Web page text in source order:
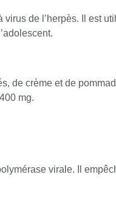
de l’herpès. Il est
de crème et de
mg.
virale. Il